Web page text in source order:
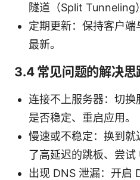
隧道（Split Tunneling
定期更新：保持客户
最新。
3.4 常见问题的解决思
连接不上服务器：切
是否稳定、重启应用。
慢速或不稳定：换到就
了高延迟的跳板、尝试
出现 DNS 泄漏：开启